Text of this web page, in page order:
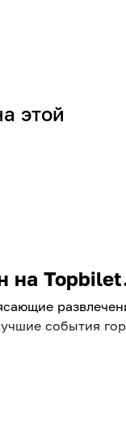
этой
на
события
в Алмате